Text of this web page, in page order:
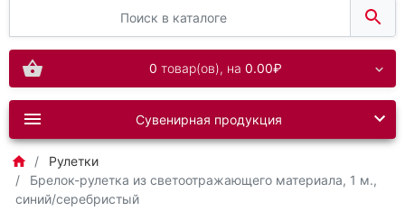
0 товар(ов), на 0.00₽
Сувенирная продукция
Рулетки
Брелок-рулетка из светоотражающего материала, 1 м.,
синий/серебристый